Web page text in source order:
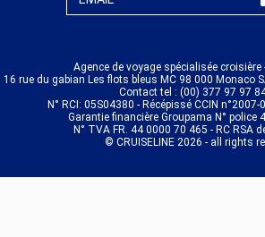
Agence de voyage spécialisée croisière
16 rue du gabian Les flots bleus MC 98 000 Monaco
Contact tel : (00) 377 97 97
N° RCI: 05S04380 - Récépissé CCIN
Garantie financière Groupama N° police
N° TVA FR. 44 0000 70 465 - RC RSA
© CRUISELINE 2026 - all rights